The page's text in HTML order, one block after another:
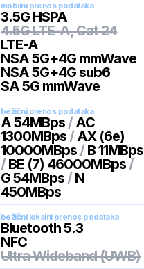
mobilni prenos podataka
3.5G HSPA
4.5G LTE-A, Cat 24
LTE-A
NSA 5G+4G mmWave
NSA 5G+4G sub6
SA 5G mmWave
bežični prenos podataka
A 54MBps / AC
1300MBps / AX (6e)
10000MBps / B 11MBps
/ BE (7) 46000MBps /
G 54MBps / N
450MBps
bežični lokalni prenos podataka
Bluetooth 5.3
NFC
Ultra Wideband (UWB)